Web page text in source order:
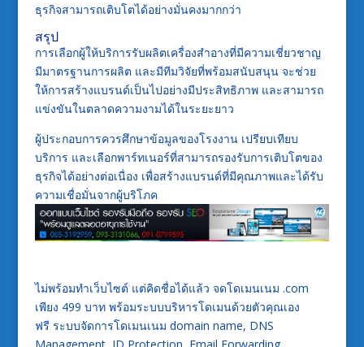
ธุรกิจสามารถเติบโตได้อย่างมั่นคงมากกว่า
สรุป
การเลือกผู้ให้บริการรับผลิตเครื่องสำอางที่มีความเชี่ยวชาญ
มีมาตรฐานการผลิต และมีทีมวิจัยที่พร้อมสนับสนุน จะช่วย
ให้การสร้างแบรนด์เป็นไปอย่างมีประสิทธิภาพ และสามารถ
แข่งขันในตลาดความงามได้ในระยะยาว
ผู้ประกอบการควรศึกษาข้อมูลของโรงงาน เปรียบเทียบ
บริการ และเลือกพาร์ทเนอร์ที่สามารถรองรับการเติบโตของ
ธุรกิจได้อย่างต่อเนื่อง เพื่อสร้างแบรนด์ที่มีคุณภาพและได้รับ
ความเชื่อมั่นจากผู้บริโภค
ไม่พร้อมทำเว็บไซต์ แต่คิดชื่อได้แล้ว จดโดเมนเนม .com
เพียง 499 บาท พร้อมระบบบริหารโดเมนด้วยตัวคุณเอง
ฟรี ระบบจัดการโดเมนเนม domain name, DNS